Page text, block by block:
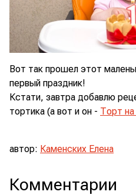
Вот так прошел этот
первый праздник!
Кстати, завтра добавлю
тортика (а вот и он - Торт на
автор: Каменских Елена
Комментарии